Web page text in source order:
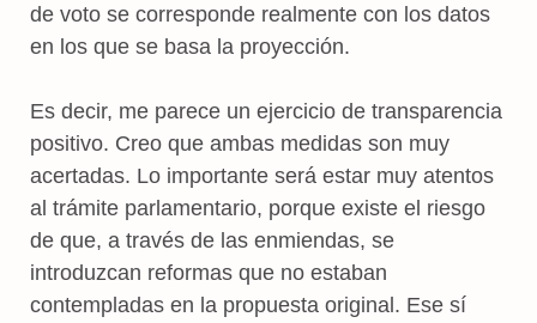
de voto se corresponde realmente con los datos
en los que se basa la proyección.
Es decir, me parece un ejercicio de transparencia
positivo. Creo que ambas medidas son muy
acertadas. Lo importante será estar muy atentos
al trámite parlamentario, porque existe el riesgo
de que, a través de las enmiendas, se
introduzcan reformas que no estaban
contempladas en la propuesta original. Ese sí